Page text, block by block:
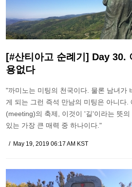
[#산티아고 순례기] Day 30.
용없다
"까미노는 미팅의 천국이다. 물론 남녀가
게 되는 그런 즉석 만남의 미팅은 아니다.
(meeting)의 축제, 이것이 '길'이라는 뜻
있는 가장 큰 매력 중 하나이다."
May 19, 2019 06:17 AM KST